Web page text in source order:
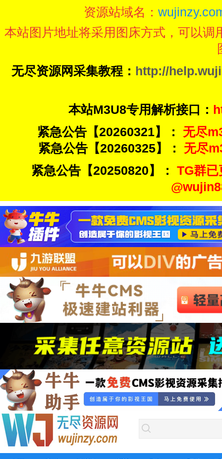
资源站域名：
本站图片地址将采用图床方式，可以
无尽资源网采集教程： http://
本站M3U8专用解析接口：
紧急公告【20260321】：
无尽
紧急公告【20260325】：
无尽
紧急公告【20250820】：
TG群